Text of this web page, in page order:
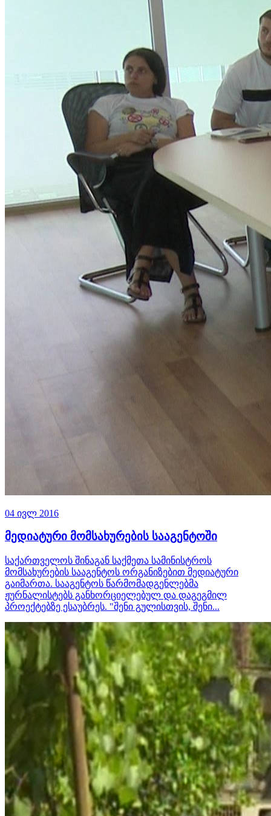
04 ივლ 2016
მედიატური მომსახურების სააგენტოში
საქართველოს შინაგან საქმეთა სამინისტროს
მომსახურების სააგენტოს ორგანიზებით მედიატური
გაიმართა. სააგენტოს წარმომადგენლებმა
ჟურნალისტებს განხორციელებულ და დაგეგმილ
პროექტებზე ესაუბრეს. "შენი გულისთვის, შენი...